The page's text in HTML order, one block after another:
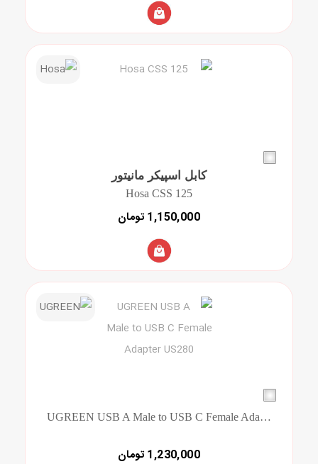
کابل اسپیکر مانیتور
Hosa CSS 125
1,150,000 تومان
UGREEN USB A Male to USB C Female Adapter US280
1,230,000 تومان